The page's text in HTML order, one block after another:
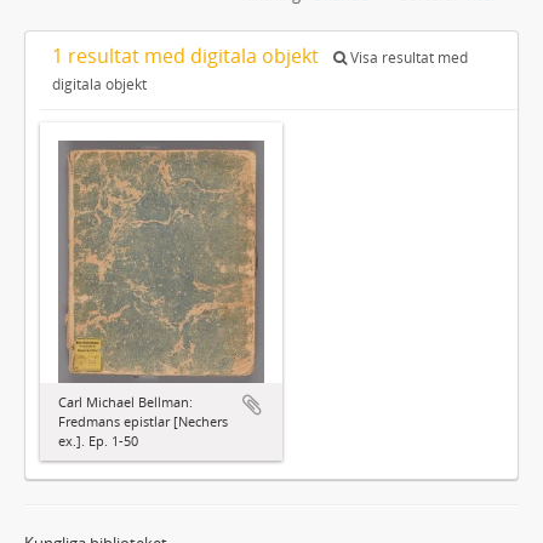
1 resultat med digitala objekt
Visa resultat med
digitala objekt
Carl Michael Bellman:
Fredmans epistlar [Nechers
ex.]. Ep. 1-50